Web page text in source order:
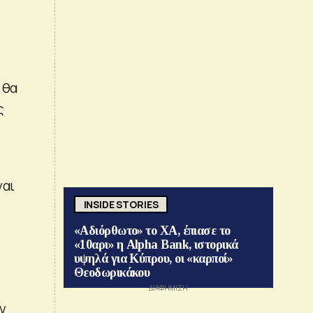
θα
INSIDE STORIES
«Αδιόρθωτο» το ΧΑ, έπιασε το
«10αρι» η Alpha Bank, ιστορικά
υψηλά για Κύπρου, οι «καρποί»
Θεοδωρικάκου